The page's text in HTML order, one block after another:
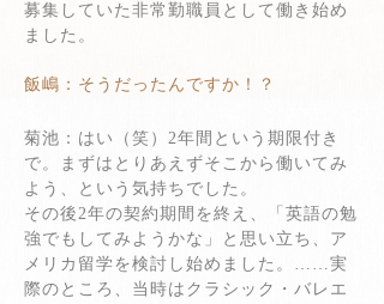
募集していた非常勤職員として働き始め
ました。
飯嶋：そうだったんですか！？
菊池：はい（笑）2年間という期限付き
で。まずはとりあえずそこから働いてみ
よう、という気持ちでした。
その後2年の契約期間を終え、「英語の勉
強でもしてみようかな」と思い立ち、ア
メリカ留学を検討し始めました。……実
際のところ、当時はクラシック・バレエ